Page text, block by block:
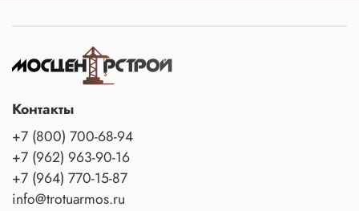
Контакты
+7 (800) 700-68-94
+7 (962) 963-90-16
+7 (964) 770-15-87
info@trotuarmos.ru